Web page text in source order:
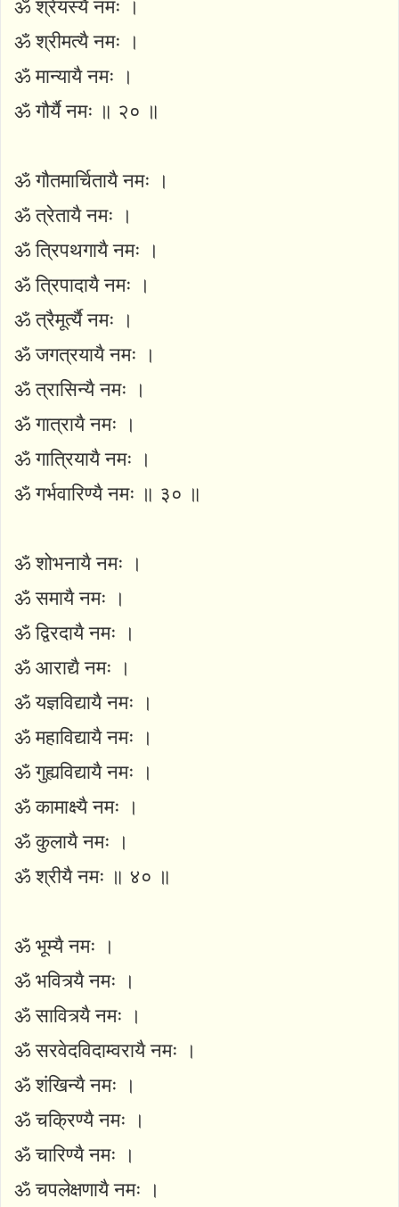
ॐ श्रेयस्यै नमः ।
ॐ श्रीमत्यै नमः ।
ॐ मान्यायै नमः ।
ॐ गौर्यै नमः ॥ २० ॥
ॐ गौतमार्चितायै नमः ।
ॐ त्रेतायै नमः ।
ॐ त्रिपथगायै नमः ।
ॐ त्रिपादायै नमः ।
ॐ त्रैमूर्त्यै नमः ।
ॐ जगत्रयायै नमः ।
ॐ त्रासिन्यै नमः ।
ॐ गात्रायै नमः ।
ॐ गात्रियायै नमः ।
ॐ गर्भवारिण्यै नमः ॥ ३० ॥
ॐ शोभनायै नमः ।
ॐ समायै नमः ।
ॐ द्विरदायै नमः ।
ॐ आराद्यै नमः ।
ॐ यज्ञविद्यायै नमः ।
ॐ महाविद्यायै नमः ।
ॐ गुह्यविद्यायै नमः ।
ॐ कामाक्ष्यै नमः ।
ॐ कुलायै नमः ।
ॐ श्रीयै नमः ॥ ४० ॥
ॐ भूम्यै नमः ।
ॐ भवित्र्यै नमः ।
ॐ सावित्र्यै नमः ।
ॐ सरवेदविदाम्वरायै नमः ।
ॐ शंखिन्यै नमः ।
ॐ चक्रिण्यै नमः ।
ॐ चारिण्यै नमः ।
ॐ चपलेक्षणायै नमः ।